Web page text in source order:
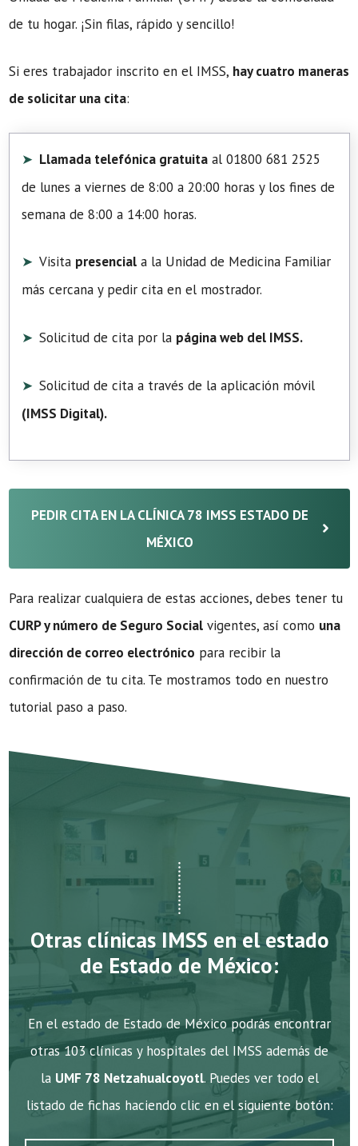
de tu hogar. ¡Sin filas, rápido y sencillo!
Si eres trabajador inscrito en el IMSS, hay cuatro maneras
de solicitar una cita:
Llamada telefónica gratuita al 01800 681 2525
de lunes a viernes de 8:00 a 20:00 horas y los fines de
semana de 8:00 a 14:00 horas.
Visita presencial a la Unidad de Medicina Familiar
más cercana y pedir cita en el mostrador.
Solicitud de cita por la página web del IMSS.
Solicitud de cita a través de la aplicación móvil
(IMSS Digital).
PEDIR CITA EN LA CLÍNICA 78 IMSS ESTADO DE
MÉXICO
Para realizar cualquiera de estas acciones, debes tener tu
CURP y número de Seguro Social vigentes, así como una
dirección de correo electrónico para recibir la
confirmación de tu cita. Te mostramos todo en nuestro
tutorial paso a paso.
Otras clínicas IMSS en el estado
de Estado de México:
En el estado de Estado de México podrás encontrar
otras 103 clínicas y hospitales del IMSS además de
la UMF 78 Netzahualcoyotl. Puedes ver todo el
listado de fichas haciendo clic en el siguiente botón: